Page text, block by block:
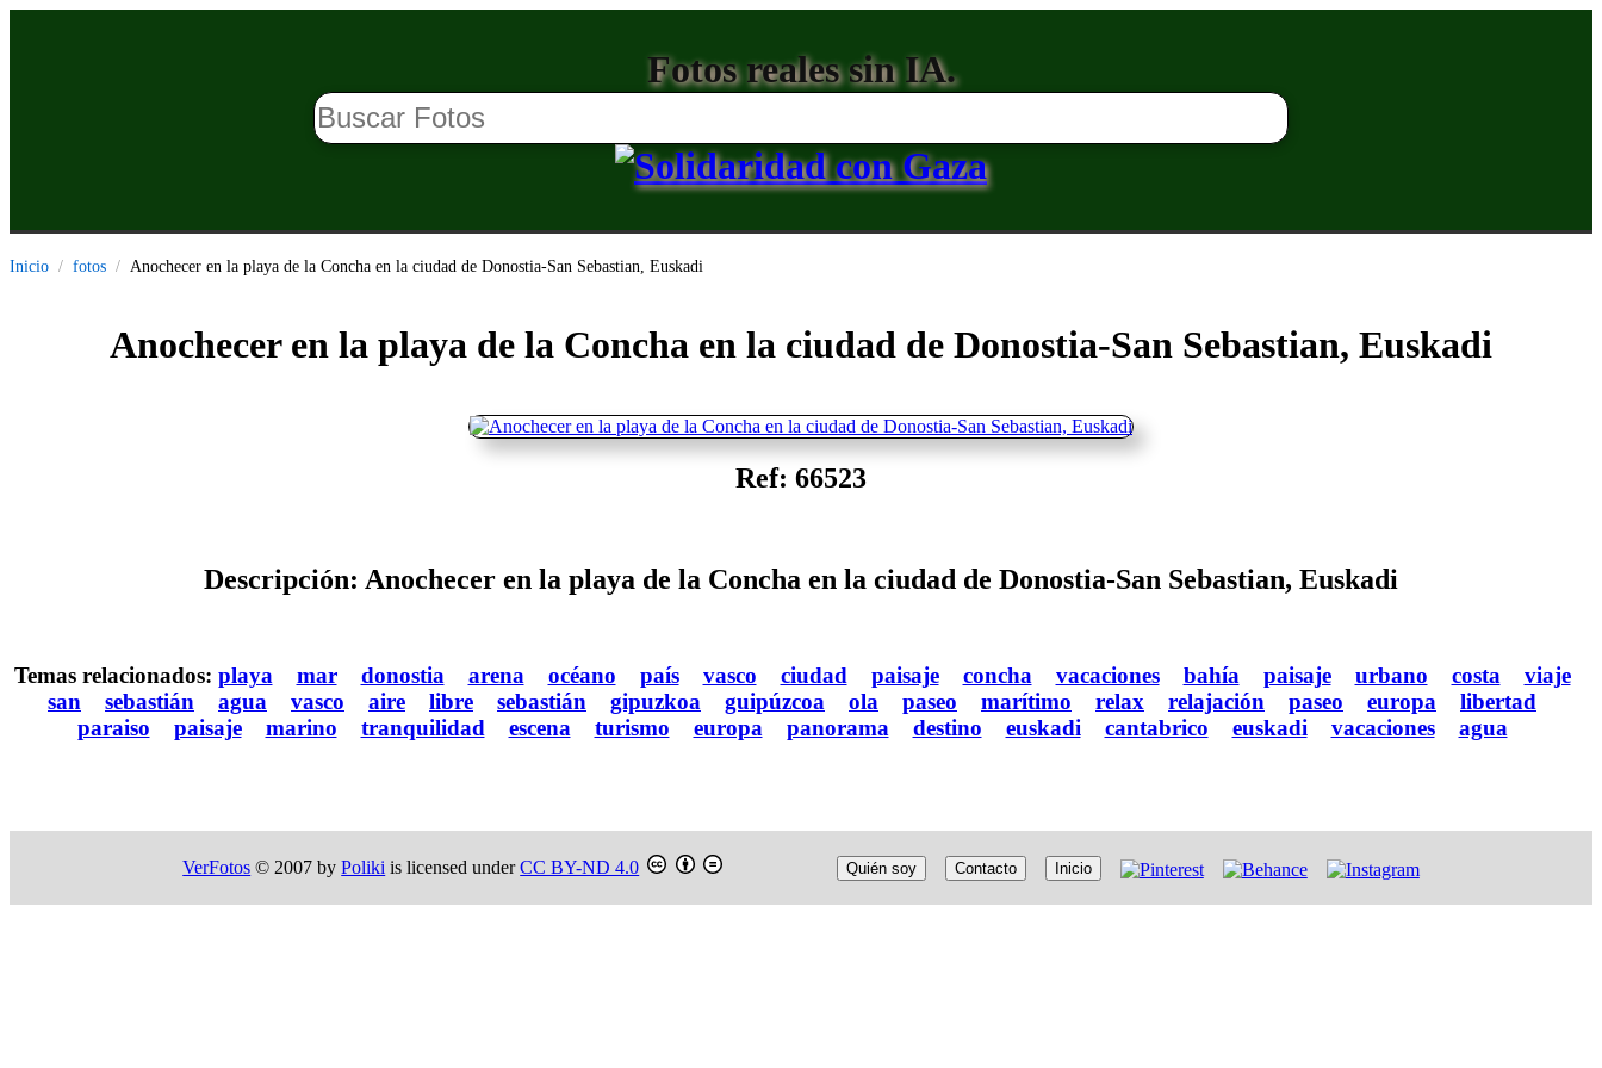
Fotos reales sin IA.
Inicio fotos Anochecer en la playa de la Concha en la ciudad de Donostia-San Sebastian, Euskadi
Anochecer en la playa de la Concha en la ciudad de Donostia-San Sebastian, Euskadi
Ref: 66523
Descripción: Anochecer en la playa de la Concha en la ciudad de Donostia-San Sebastian, Euskadi
Temas relacionados: playa mar donostia arena océano país vasco ciudad paisaje concha vacaciones bahía paisaje urbano costa
viaje
san
sebastián agua vasco aire libre sebastián gipuzkoa guipúzcoa ola paseo marítimo relax relajación paseo europa
libertad
paraiso
paisaje marino tranquilidad escena turismo europa panorama destino euskadi cantabrico euskadi vacaciones agua
VerFotos © 2007 byPoliki is licensed underCC BY-ND 4.0 Quién soy Contacto Inicio